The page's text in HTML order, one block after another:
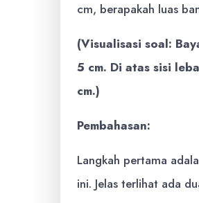
cm, berapakah luas
(Visualisasi soal:
5 cm. Di atas sisi
cm.)
Pembahasan:
Langkah pertama
ini. Jelas terlihat ada